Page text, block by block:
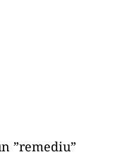
”remediu”